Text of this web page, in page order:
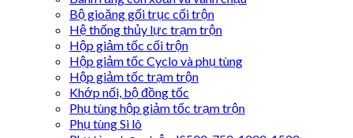
Bộ gioăng gối trục cối trộn
Hệ thống thủy lực trạm trộn
Hộp giảm tốc cối trộn
Hộp giảm tốc Cyclo và phụ tùng
Hộp giảm tốc trạm trộn
Khớp nối, bộ đồng tốc
Phụ tùng hộp giảm tốc trạm trộn
Phụ tùng Si lô